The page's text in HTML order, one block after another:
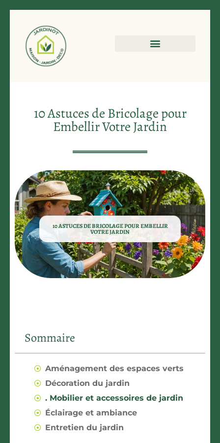
10 Astuces de Bricolage pour
Embellir Votre Jardin
10 ASTUCES DE BRICOLAGE POUR EMBELLIR
VOTRE JARDIN
Sommaire
Aménagement des espaces verts
Décoration du jardin
. Mobilier et accessoires de jardin
Éclairage et ambiance
Entretien du jardin